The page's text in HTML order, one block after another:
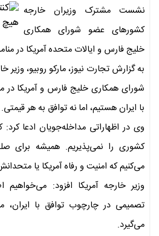
نشست مشترک وزیران خارجه
کشورهای عضو شورای همکاری
خلیج فارس و ایالات متحده آمریکا در
به گزارش تجارت نیوز، مارکو روبیو،‌
شورای همکاری خلیج فارس و آمریکا در
با ایران هستیم، اما نه توافق به هر قیمتی.
وی در اظهاراتی مداخله‌جویان ادعا
کشوری را نمی‌پذیریم. همیشه برای
می‌کنیم که امنیت و رفاه آمریکا یا
وزیر خارجه آمریکا افزود:‌
تصمیمی در چارچوب توافق با ایران،
می‌گیرد.